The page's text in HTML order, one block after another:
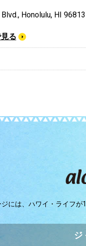
Honolulu, HI 96813
る
には、 ハワイ・ライフが